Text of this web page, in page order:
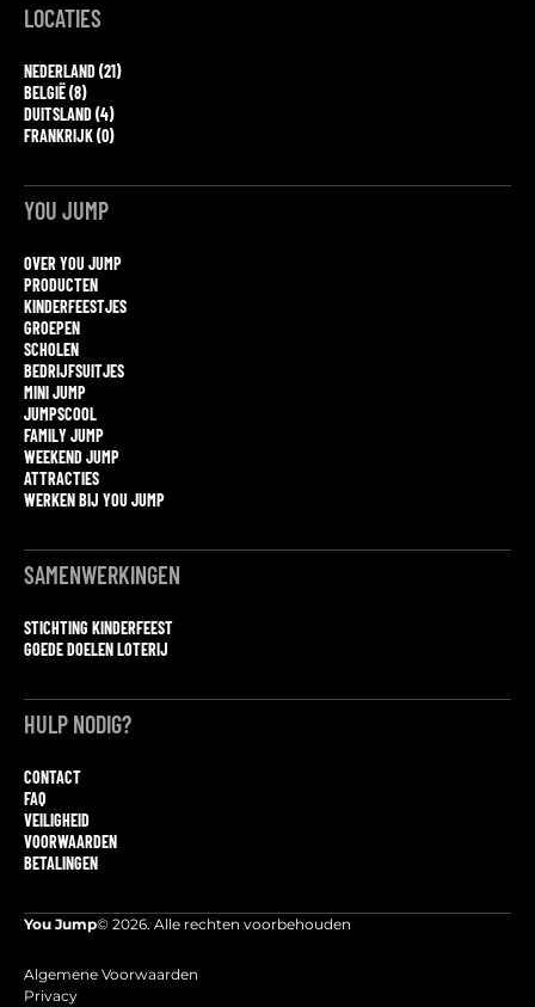
LOCATIES
NEDERLAND (21)
BELGIË (8)
DUITSLAND (4)
FRANKRIJK (0)
YOU JUMP
OVER YOU JUMP
PRODUCTEN
KINDERFEESTJES
GROEPEN
SCHOLEN
BEDRIJFSUITJES
MINI JUMP
JUMPSCOOL
FAMILY JUMP
WEEKEND JUMP
ATTRACTIES
WERKEN BIJ YOU JUMP
SAMENWERKINGEN
STICHTING KINDERFEEST
GOEDE DOELEN LOTERIJ
HULP NODIG?
CONTACT
FAQ
VEILIGHEID
VOORWAARDEN
BETALINGEN
You Jump© 2026. Alle rechten voorbehouden
Algemene Voorwaarden
Privacy